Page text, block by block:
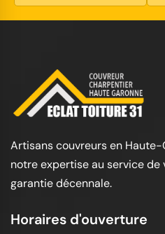
Artisans couvreurs en Haute-
notre expertise au service
garantie décennale.
Horaires d'ouverture